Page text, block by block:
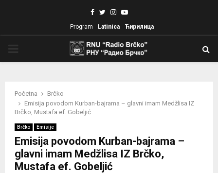
Facebook
TwitterInstagram
Youtube
Program Latinica Ћирилица
Početna
Brčko
Emisija povodom Kurban-bajrama – glavni imam Medžlisa IZ
Brčko, Mustafa ef. Gobeljić
Brčko Emisije
Emisija povodom Kurban-bajrama –
glavni imam Medžlisa IZ Brčko,
Mustafa ef. Gobeljić